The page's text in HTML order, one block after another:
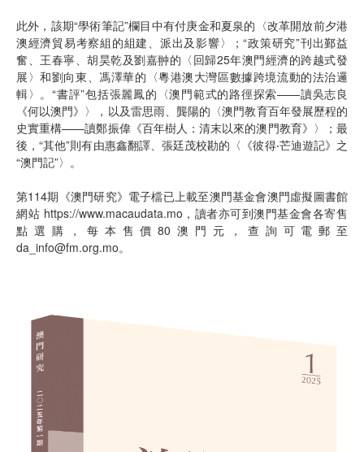
此外，該期“學術筆記”欄目中有付庚金和夏泉的〈改革開放前夕港
澳經濟貿易考察組的組建、派出及影響〉；“政策研究”刊出鄞益
奮、王春寧、胡昊乾及劉嘉翀的〈回歸25年澳門經濟的跨越式發
展〉和劉向東、馮澤華的〈粵港澳大灣區數據跨境流動的法治邏
輯〉。“書評”包括張麗鳳的〈澳門範式的路徑探索——讀吳志良
《何以澳門》〉，以及雷思雨、龔陽的〈澳門教育百年發展歷程的
史實重構——讀鄭振偉《百年樹人：清末以來的澳門教育》〉；最
後，“其他”則有由惠鑫翻譯、張廷茂校勘的〈《彼得‧芒迪遊記》之
“澳門記”〉。
第114期《澳門研究》電子檔已上載至澳門基金會澳門虛擬圖書館
網站 https://www.macaudata.mo ，讀者亦可到澳門基金會各寄售
點選購，每本售價80澳門元，查詢可電郵至
da_info@fm.org.mo。